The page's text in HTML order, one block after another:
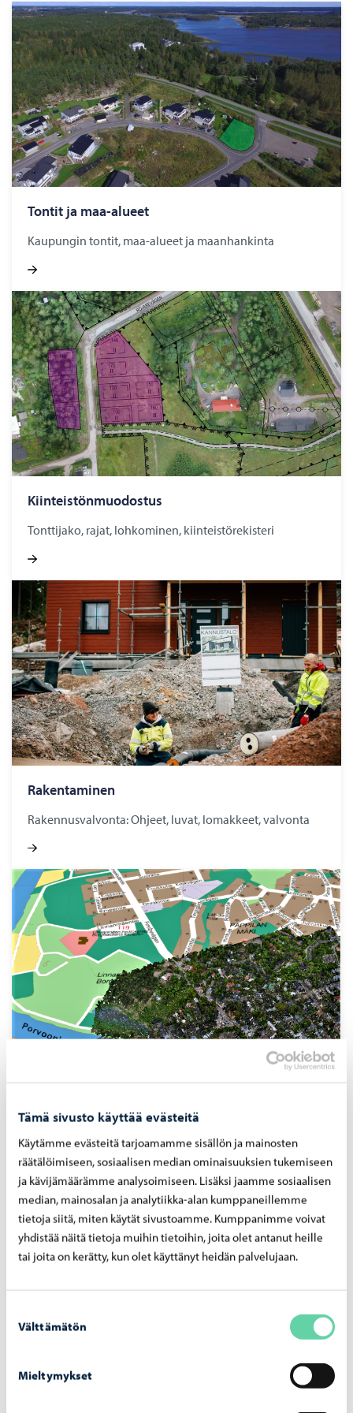
Tämä sivusto käyttää evästeitä
Käytämme evästeitä tarjoamamme sisällön ja mainosten
räätälöimiseen, sosiaalisen median ominaisuuksien tukemiseen
ja kävijämäärämme analysoimiseen. Lisäksi jaamme sosiaalisen
median, mainosalan ja analytiikka-alan kumppaneillemme
tietoja siitä, miten käytät sivustoamme. Kumppanimme voivat
yhdistää näitä tietoja muihin tietoihin, joita olet antanut heille
tai joita on kerätty, kun olet käyttänyt heidän palvelujaan.
valinta
Välttämätön
Mieltymykset
Ton­tit ja maa-​alueet
Kaupungin tontit, maa-alueet ja maanhankinta
Kiin­teis­tön­muo­dos­tus
Tonttijako, rajat, lohkominen, kiinteistörekisteri
Ra­ken­ta­mi­nen
Rakennusvalvonta: Ohjeet, luvat, lomakkeet, valvonta
Kar­tat ja paik­ka­tie­dot
Karttapalvelu ja kaupunkimittaus
Kiinteistö-​ ja ra­ken­nus­tie­to­jen pe­rus­pa­ran­nus­
pro­jek­ti